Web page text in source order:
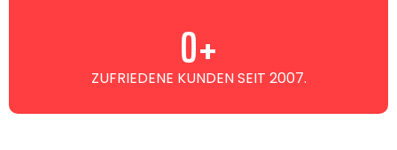
ZUFRIEDENE KUNDEN SEIT 2007.
0+